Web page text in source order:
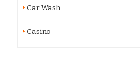
Car Wash
Casino